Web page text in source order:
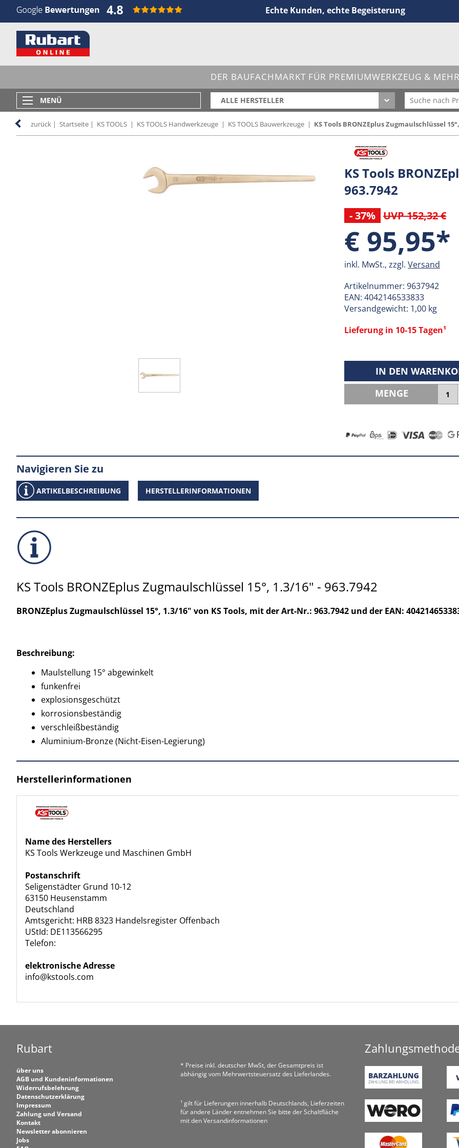
Echte Kunden, echte Begeisterung
DER BAUFACHMARKT FÜR PREMIUMWERKZEUG &
MENÜ ALLE HERSTELLER
zurück | Startseite | KS TOOLS | KS TOOLS Handwerkzeuge | KS TOOLS Bauwerkzeuge | KS Tools BRONZEplus Zugmaulschlüssel
KS Tools
963.7942
- 37% UVP 152,32 €
€ 95,95*
inkl. MwSt., zzgl. Versand
Artikelnummer: 9637942
EAN: 4042146533833
Versandgewicht: 1,00 kg
Lieferung in 10-15 Tagen¹
IN DEN
MENGE
Navigieren Sie zu
ARTIKELBESCHREIBUNG HERSTELLERINFORMATIONEN
KS Tools BRONZEplus Zugmaulschlüssel 15°, 1.3/16" - 963.7942
BRONZEplus Zugmaulschlüssel 15°, 1.3/16" von KS Tools, mit der Art-Nr.: 963.7942 und der EAN:
Beschreibung:
Maulstellung 15° abgewinkelt
funkenfrei
explosionsgeschützt
korrosionsbeständig
verschleißbeständig
Aluminium-Bronze (Nicht-Eisen-Legierung)
Herstellerinformationen
Name des Herstellers
KS Tools Werkzeuge und Maschinen GmbH
Postanschrift
Seligenstädter Grund 10-12
63150 Heusenstamm
Deutschland
Amtsgericht: HRB 8323 Handelsregister Offenbach
UStId: DE113566295
Telefon:
elektronische Adresse
info@kstools.com
Rubart
über uns
AGB und Kundeninformationen
Widerrufsbelehrung
Datenschutzerklärung
Impressum
Zahlung und Versand
Kontakt
Newsletter abonnieren
Jobs
* Preise inkl. deutscher MwSt, der Gesamtpreis ist
abhängig vom Mehrwertsteuersatz des Lieferlandes.
¹ gilt für Lieferungen innerhalb Deutschlands, Lieferzeiten
für andere Länder entnehmen Sie bitte der Schaltfläche
mit den Versandinformationen